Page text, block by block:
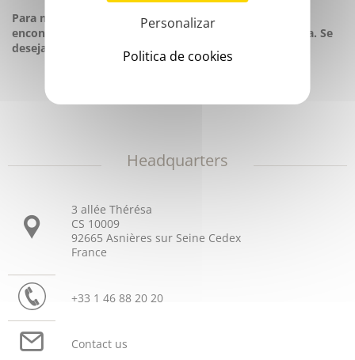
Para mais informação, um white paper (detalhado)
encontra-se publicado e à sua disposição para consulta. Se
desejar receber uma cópia, por favor, contacte-nos.
Headquarters
3 allée Thérésa
CS 10009
92665 Asnières sur Seine Cedex
France
+33 1 46 88 20 20
Contact us
Personalizar
Politica de cookies